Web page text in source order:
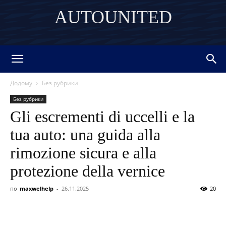
AUTOUNITED
Додому Без рубрики
Без рубрики
Gli escrementi di uccelli e la
tua auto: una guida alla
rimozione sicura e alla
protezione della vernice
по maxwelhelp - 26.11.2025 20